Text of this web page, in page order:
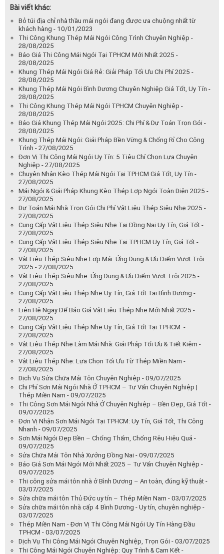
Bài viết khác:
Bỏ túi địa chỉ nhà thầu mái ngói đang được ưa chuộng nhất từ
khách hàng - 10/01/2023
Thi Công Khung Thép Mái Ngói Công Trình Chuyên Nghiệp -
28/08/2025
Báo Giá Thi Công Mái Ngói Tại TPHCM Mới Nhất 2025 -
28/08/2025
Khung Thép Mái Ngói Giá Rẻ: Giải Pháp Tối Ưu Chi Phí 2025 -
28/08/2025
Khung Thép Mái Ngói Bình Dương Chuyên Nghiệp Giá Tốt, Uy Tín -
28/08/2025
Thi Công Khung Thép Mái Ngói TPHCM Chuyên Nghiệp -
28/08/2025
Báo Giá Khung Thép Mái Ngói 2025: Chi Phí & Dự Toán Trọn Gói -
28/08/2025
Khung Thép Mái Ngói: Giải Pháp Bền Vững & Chống Rỉ Cho Công
Trình - 27/08/2025
Đơn Vị Thi Công Mái Ngói Uy Tín: 5 Tiêu Chí Chọn Lựa Chuyên
Nghiệp - 27/08/2025
Chuyên Nhận Kèo Thép Mái Ngói Tại TPHCM Giá Tốt, Uy Tín -
27/08/2025
Mái Ngói & Giải Pháp Khung Kèo Thép Lợp Ngói Toàn Diện 2025 -
27/08/2025
Dự Toán Mái Nhà Trọn Gói Chi Phí Vật Liệu Thép Siêu Nhẹ 2025 -
27/08/2025
Cung Cấp Vật Liệu Thép Siêu Nhẹ Tại Đồng Nai Uy Tín, Giá Tốt -
27/08/2025
Cung Cấp Vật Liệu Thép Siêu Nhẹ Tại TPHCM Uy Tín, Giá Tốt -
27/08/2025
Vật Liệu Thép Siêu Nhẹ Lợp Mái: Ứng Dụng & Ưu Điểm Vượt Trội
2025 - 27/08/2025
Vật Liệu Thép Siêu Nhẹ: Ứng Dụng & Ưu Điểm Vượt Trội 2025 -
27/08/2025
Cung Cấp Vật Liệu Thép Nhẹ Uy Tín, Giá Tốt Tại Bình Dương -
27/08/2025
Liên Hệ Ngay Để Báo Giá Vật Liệu Thép Nhẹ Mới Nhất 2025 -
27/08/2025
Cung Cấp Vật Liệu Thép Nhẹ Uy Tín, Giá Tốt Tại TPHCM -
27/08/2025
Vật Liệu Thép Nhẹ Làm Mái Nhà: Giải Pháp Tối Ưu & Tiết Kiệm -
27/08/2025
Vật Liệu Thép Nhẹ: Lựa Chọn Tối Ưu Từ Thép Miền Nam -
27/08/2025
Dịch Vụ Sửa Chữa Mái Tôn Chuyên Nghiệp - 09/07/2025
Chi Phí Sơn Mái Ngói Nhà Ở TPHCM – Tư Vấn Chuyên Nghiệp |
Thép Miền Nam - 09/07/2025
Thi Công Sơn Mái Ngói Nhà Ở Chuyên Nghiệp – Bền Đẹp, Giá Tốt -
09/07/2025
Đơn Vị Nhận Sơn Mái Ngói Tại TPHCM: Uy Tín, Giá Tốt, Thi Công
Nhanh - 09/07/2025
Sơn Mái Ngói Đẹp Bền – Chống Thấm, Chống Rêu Hiệu Quả -
09/07/2025
Sửa Chữa Mái Tôn Nhà Xưởng Đồng Nai - 09/07/2025
Báo Giá Sơn Mái Ngói Mới Nhất 2025 – Tư Vấn Chuyên Nghiệp -
09/07/2025
Thi công sửa mái tôn nhà ở Bình Dương – An toàn, đúng kỹ thuật -
03/07/2025
Sửa chữa mái tôn Thủ Đức uy tín – Thép Miền Nam - 03/07/2025
Sửa chữa mái tôn nhà cấp 4 Bình Dương - Uy tín, chuyên nghiệp -
03/07/2025
Thép Miền Nam - Đơn Vị Thi Công Mái Ngói Uy Tín Hàng Đầu
TPHCM - 03/07/2025
Dịch Vụ Thi Công Mái Ngói Chuyên Nghiệp, Trọn Gói - 03/07/2025
Thi Công Mái Ngói Chuyên Nghiệp: Quy Trình & Cam Kết -